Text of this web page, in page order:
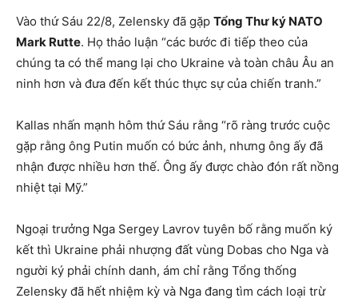
Vào thứ Sáu 22/8, Zelensky đã gặp Tổng Thư ký NATO
Mark Rutte. Họ thảo luận “các bước đi tiếp theo của
chúng ta có thể mang lại cho Ukraine và toàn châu Âu an
ninh hơn và đưa đến kết thúc thực sự của chiến tranh.”
Kallas nhấn mạnh hôm thứ Sáu rằng “rõ ràng trước cuộc
gặp rằng ông Putin muốn có bức ảnh, nhưng ông ấy đã
nhận được nhiều hơn thế. Ông ấy được chào đón rất nồng
nhiệt tại Mỹ.”
Ngoại trưởng Nga Sergey Lavrov tuyên bố rằng muốn ký
kết thì Ukraine phải nhượng đất vùng Dobas cho Nga và
người ký phải chính danh, ám chỉ rằng Tổng thống
Zelensky đã hết nhiệm kỳ và Nga đang tìm cách loại trừ